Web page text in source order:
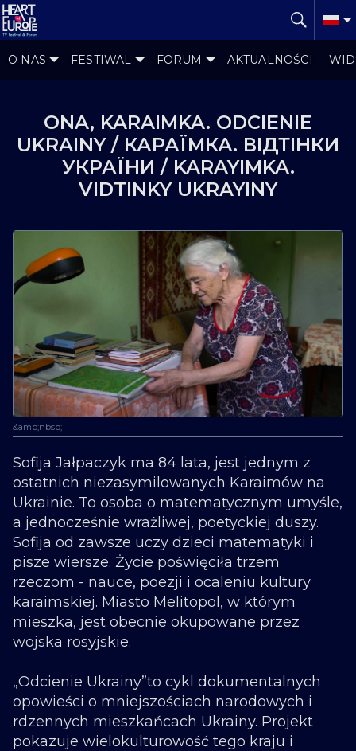
O NAS FESTIWAL FORUM AKTUALNOŚCI
ONA, KARAIMKA. ODCIENIE
UKRAINY / КАРАЇМКА. ВІДТІНКИ
УКРАЇНИ / KARAYIMKA.
VIDTINKY UKRAYINY
&amp;nbsp;
Sofija Jałpaczyk ma 84 lata, jest jednym z
ostatnich niezasymilowanych Karaimów na
Ukrainie. To osoba o matematycznym umyśle,
a jednocześnie wrażliwej, poetyckiej duszy.
Sofija od zawsze uczy dzieci matematyki i
pisze wiersze. Życie poświęciła trzem
rzeczom - nauce, poezji i ocaleniu kultury
karaimskiej. Miasto Melitopol, w którym
mieszka, jest obecnie okupowane przez
wojska rosyjskie.
„Odcienie Ukrainy”to cykl dokumentalnych
opowieści o mniejszościach narodowych i
rdzennych mieszkańcach Ukrainy. Projekt
pokazuje wielokulturowość tego kraju i